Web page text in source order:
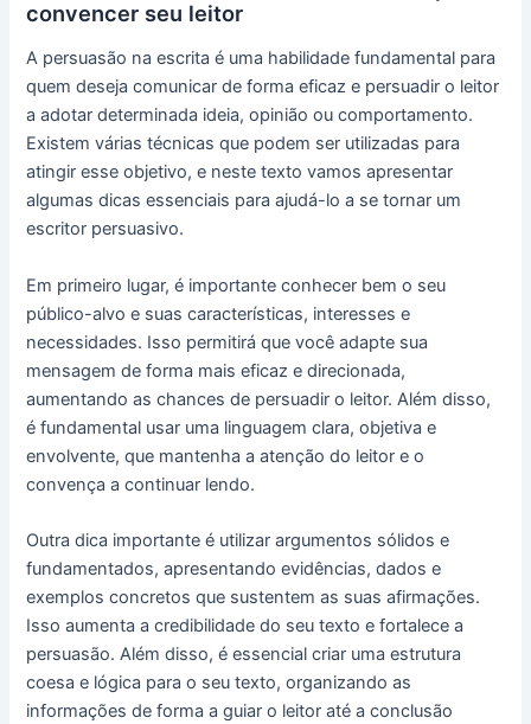
convencer seu leitor
A persuasão na escrita é uma habilidade fundamental para
quem deseja comunicar de forma eficaz e persuadir o leitor
a adotar determinada ideia, opinião ou comportamento.
Existem várias técnicas que podem ser utilizadas para
atingir esse objetivo, e neste texto vamos apresentar
algumas dicas essenciais para ajudá-lo a se tornar um
escritor persuasivo.
Em primeiro lugar, é importante conhecer bem o seu
público-alvo e suas características, interesses e
necessidades. Isso permitirá que você adapte sua
mensagem de forma mais eficaz e direcionada,
aumentando as chances de persuadir o leitor. Além disso,
é fundamental usar uma linguagem clara, objetiva e
envolvente, que mantenha a atenção do leitor e o
convença a continuar lendo.
Outra dica importante é utilizar argumentos sólidos e
fundamentados, apresentando evidências, dados e
exemplos concretos que sustentem as suas afirmações.
Isso aumenta a credibilidade do seu texto e fortalece a
persuasão. Além disso, é essencial criar uma estrutura
coesa e lógica para o seu texto, organizando as
informações de forma a guiar o leitor até a conclusão